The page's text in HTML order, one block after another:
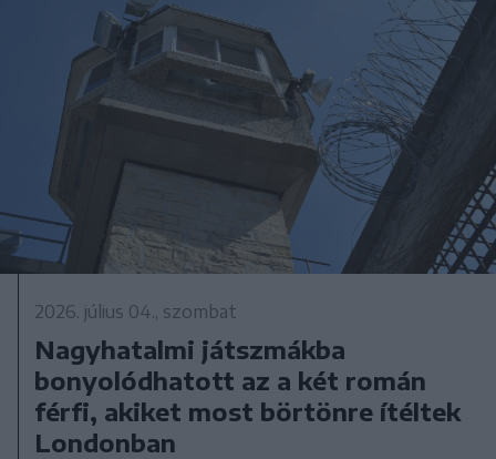
2026. július 04., szombat
Nagyhatalmi játszmákba
bonyolódhatott az a két román
férfi, akiket most börtönre ítéltek
Londonban